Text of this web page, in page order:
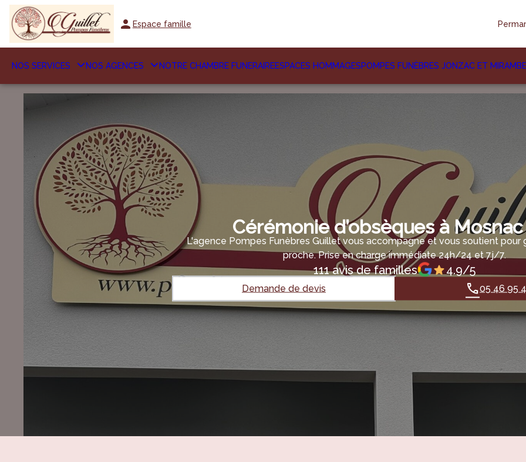
Espace famille
NOS SERVICES NOS AGENCES NOTRE CHAMBRE FUNERAIREESPACES HOMMAGESPOMPES FUNÈBRES JONZAC ET
Cérémonie d’obsèques à Mosnac
L'agence Pompes Funèbres Guillet vous accompagne et vous soutient pour
proche. Prise en charge immédiate 24h/24 et 7j/7.
111 avis de familles 4.9/5
Demande de devis 05 46 95